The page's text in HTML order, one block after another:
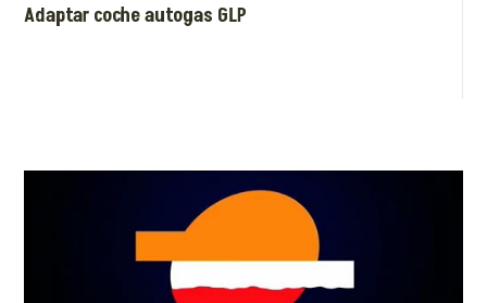
Adaptar coche autogas GLP